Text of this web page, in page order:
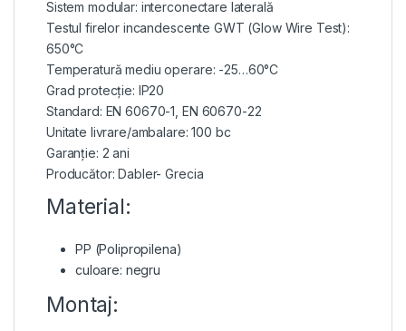
Sistem modular: interconectare laterală
Testul firelor incandescente GWT (Glow Wire Test):
650°C
Temperatură mediu operare: -25…60°C
Grad protecție: IP20
Standard: EN 60670-1, EN 60670-22
Unitate livrare/ambalare: 100 bc
Garanție: 2 ani
Producător: Dabler- Grecia
Material:
PP (Polipropilena)
culoare: negru
Montaj: